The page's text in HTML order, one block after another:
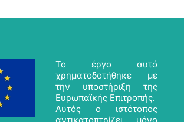
Το έργο αυτό
χρηματοδοτήθηκε με
την υποστήριξη της
Ευρωπαϊκής Επιτροπής.
Αυτός ο ιστότοπος